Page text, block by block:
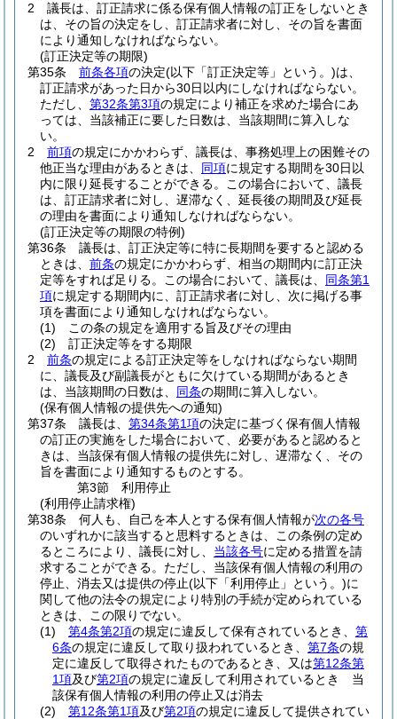
2
議長は、訂正請求に係る保有個人情報の訂正をしないとき
は、その旨の決定をし、訂正請求者に対し、その旨を書面
により通知しなければならない。
(訂正決定等の期限)
第35条
前条各項の決定(以下「訂正決定等」という。)は、
訂正請求があった日から30日以内にしなければならない。
ただし、 第32条第3項の規定により補正を求めた場合にあ
っては、当該補正に要した日数は、当該期間に算入しな
い。
2
前項の規定にかかわらず、議長は、事務処理上の困難その
他正当な理由があるときは、 同項に規定する期間を30日以
内に限り延長することができる。
この場合において、議長
は、訂正請求者に対し、遅滞なく、延長後の期間及び延長
の理由を書面により通知しなければならない。
(訂正決定等の期限の特例)
第36条
議長は、訂正決定等に特に長期間を要すると認める
ときは、 前条の規定にかかわらず、相当の期間内に訂正決
定等をすれば足りる。
この場合において、議長は、 同条第1
項に規定する期間内に、訂正請求者に対し、次に掲げる事
項を書面により通知しなければならない。
(1)
この条の規定を適用する旨及びその理由
(2)
訂正決定等をする期限
2
前条の規定による訂正決定等をしなければならない期間
に、議長及び副議長がともに欠けている期間があるとき
は、当該期間の日数は、 同条の期間に算入しない。
(保有個人情報の提供先への通知)
第37条
議長は、 第34条第1項の決定に基づく保有個人情報
の訂正の実施をした場合において、必要があると認めると
きは、当該保有個人情報の提供先に対し、遅滞なく、その
旨を書面により通知するものとする。
第3節
利用停止
(利用停止請求権)
第38条
何人も、自己を本人とする保有個人情報が次の各号
のいずれかに該当すると思料するときは、この条例の定め
るところにより、議長に対し、 当該各号に定める措置を請
求することができる。 ただし、当該保有個人情報の利用の
停止、消去又は提供の停止(以下「利用停止」という。)に
関して他の法令の規定により特別の手続が定められている
ときは、この限りでない。
(1)
第4条第2項の規定に違反して保有されているとき、 第
6条の規定に違反して取り扱われているとき、 第7条の規
定に違反して取得されたものであるとき、又は第12条第
1項及び第2項の規定に違反して利用されているとき 当
該保有個人情報の利用の停止又は消去
(2)
第12条第1項及び第2項の規定に違反して提供されてい